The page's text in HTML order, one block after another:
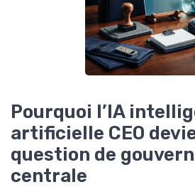
Pourquoi l’IA
artificielle CEO
question de
centrale